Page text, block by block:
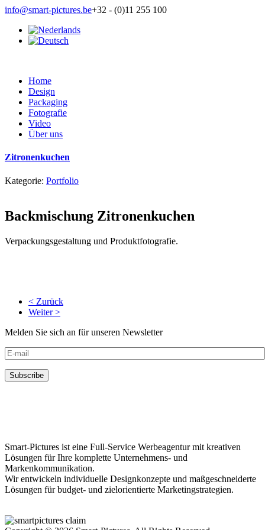
info@smart-pictures.be+32 - (0)11 255 100
Home
Design
Packaging
Fotografie
Video
Über uns
Zitronenkuchen
Kategorie: Portfolio
Backmischung Zitronenkuchen
Verpackungsgestaltung und Produktfotografie.
< Zurück
Weiter >
Melden Sie sich an für unseren Newsletter
Smart-Pictures ist eine Full-Service Werbeagentur mit kreativen
Lösungen für Ihre komplette Unternehmens- und
Markenkommunikation.
Wir entwickeln individuelle Designkonzepte und maßgeschneiderte
Lösungen für budget- und zielorientierte Marketingstrategien.